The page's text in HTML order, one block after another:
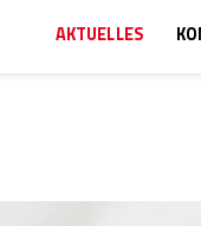
AKTUELLES